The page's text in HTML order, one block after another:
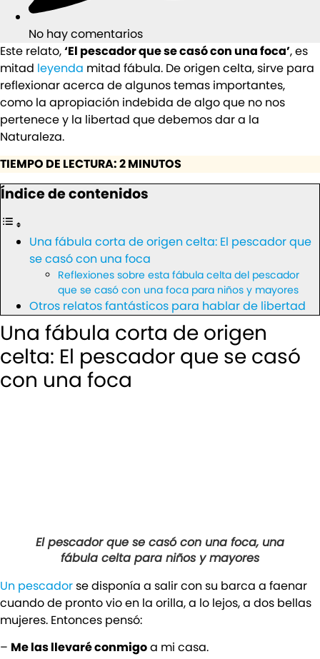
No hay comentarios
Este relato,‘El pescador que se casó con una foca’, es
mitad leyenda mitad fábula. De origen celta, sirve para
reflexionar acerca de algunos temas importantes,
como la apropiación indebida de algo que no nos
pertenece y la libertad que debemos dar a la
Naturaleza.
TIEMPO DE LECTURA: 2 MINUTOS
Índice de contenidos
Una fábula corta de origen celta: El pescador que
se casó con una foca
Reflexiones sobre esta fábula celta del pescador
que se casó con una foca para niños y mayores
Otros relatos fantásticos para hablar de libertad
Una fábula corta de origen
celta: El pescador que se casó
con una foca
El pescador que se casó con una foca, una
fábula celta para niños y mayores
Un pescadorse disponía a salir con su barca a faenar
cuando de pronto vio en la orilla, a lo lejos, a dos bellas
mujeres. Entonces pensó:
– Me las llevaré conmigoa mi casa.